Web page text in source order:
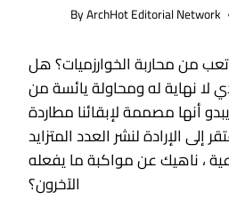
ByArchHot Editorial Network
من محاربة الخوارزميات؟ هل
لا نهاية له ومحاولة يائسة من
أنها مصممة لإبقائنا مطاردة
إلى الإرادة لنشر العدد المتزايد
، ناهيك عن مواكبة ما يفعله
الآخرون؟